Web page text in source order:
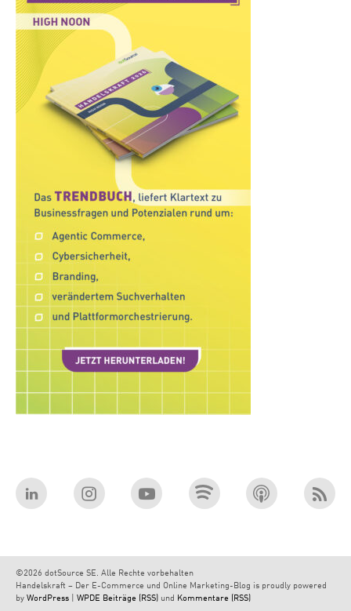
©2026 dotSource SE. Alle Rechte vorbehalten
Handelskraft – Der E-Commerce und Online Marketing-Blog is proudly powered
by WordPress WPDE Beiträge (RSS) und Kommentare (RSS)